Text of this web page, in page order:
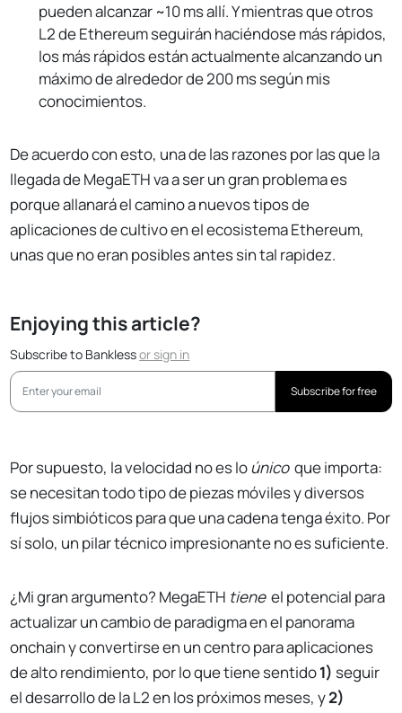
pueden alcanzar ~10 ms allí. Y mientras que otros
L2 de Ethereum seguirán haciéndose más rápidos,
los más rápidos están actualmente alcanzando un
máximo de alrededor de 200 ms según mis
conocimientos.
De acuerdo con esto, una de las razones por las que la
llegada de MegaETH va a ser un gran problema es
porque allanará el camino a nuevos tipos de
aplicaciones de cultivo en el ecosistema Ethereum,
unas que no eran posibles antes sin tal rapidez.
Enjoying this article?
Subscribe to Banklessorsign in
Subscribe for free
Por supuesto, la velocidad no es loúnico que importa:
se necesitan todo tipo de piezas móviles y diversos
flujos simbióticos para que una cadena tenga éxito. Por
sí solo, un pilar técnico impresionante no es suficiente.
¿Mi gran argumento? MegaETH tiene el potencial para
actualizar un cambio de paradigma en el panorama
onchain y convertirse en un centro para aplicaciones
de alto rendimiento, por lo que tiene sentido1) seguir
el desarrollo de la L2 en los próximos meses, y2)